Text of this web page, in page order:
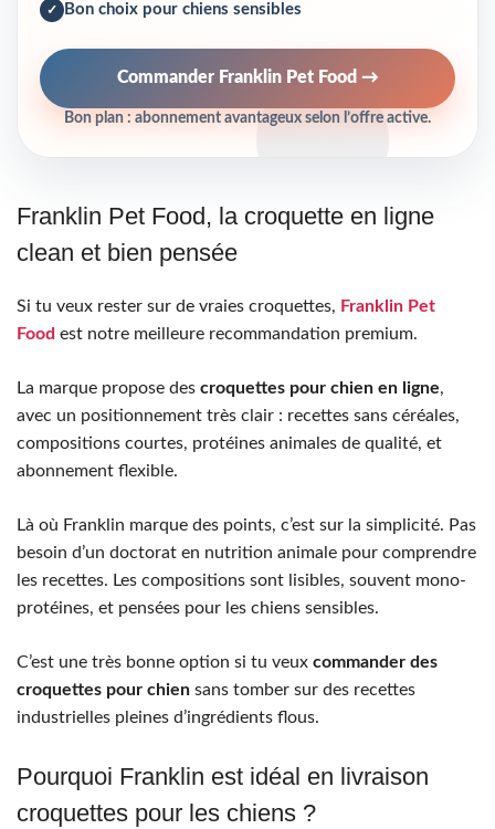
Bon choix pour chiens sensibles
Commander Franklin Pet Food →
Bon plan : abonnement avantageux selon l’offre active.
Franklin Pet Food, la croquette en ligne
clean et bien pensée
Si tu veux rester sur de vraies croquettes, Franklin Pet
Food est notre meilleure recommandation premium.
La marque propose des croquettes pour chien en ligne,
avec un positionnement très clair : recettes sans céréales,
compositions courtes, protéines animales de qualité, et
abonnement flexible.
Là où Franklin marque des points, c’est sur la simplicité. Pas
besoin d’un doctorat en nutrition animale pour comprendre
les recettes. Les compositions sont lisibles, souvent mono-
protéines, et pensées pour les chiens sensibles.
C’est une très bonne option si tu veux commander des
croquettes pour chien sans tomber sur des recettes
industrielles pleines d’ingrédients flous.
Pourquoi Franklin est idéal en livraison
croquettes pour les chiens ?